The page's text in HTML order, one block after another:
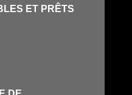
ET PRÊTS